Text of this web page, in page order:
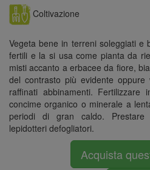
Coltivazione
Vegeta bene in terreni soleggiati e
fertili e la si usa come pianta da
misti accanto a erbacee da fiore,
del contrasto più evidente
raffinati abbinamenti.
concime organico o minerale a
periodi di gran caldo.
lepidotteri defogliatori.
Acquista